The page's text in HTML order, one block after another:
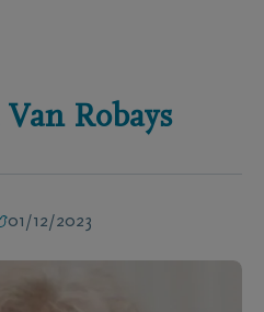
Van Robays
01/12/2023